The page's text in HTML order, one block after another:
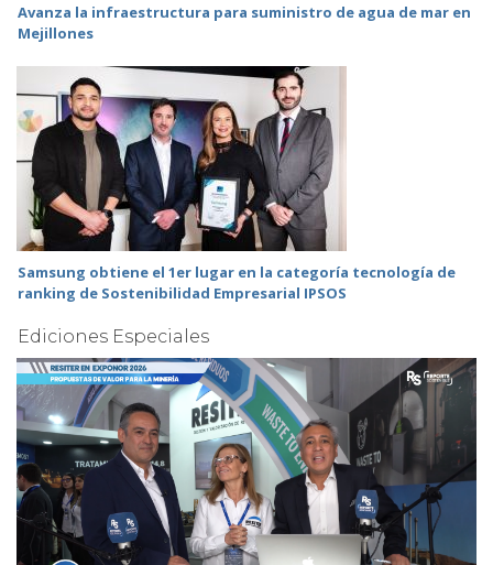
Avanza la infraestructura para suministro de agua de mar en
Mejillones
Samsung obtiene el 1er lugar en la categoría tecnología de
ranking de Sostenibilidad Empresarial IPSOS
Ediciones Especiales